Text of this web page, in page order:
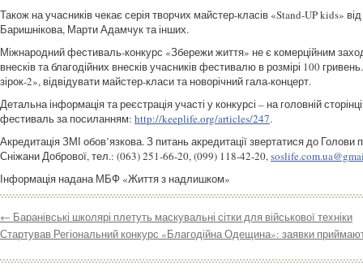
Також на учасників чекає серія творчих майстер-класів «Stand-UP kids»
Баришнікова, Марти Адамчук та інших.
Міжнародний фестиваль-конкурс «Збережи життя» не є комерційним
внесків та благодійних внесків учасників фестивалю в розмірі 100
зірок-2», відвідувати майстер-класи та новорічний гала-концерт.
Детальна інформація та реєстрація участі у конкурсі – на головній
фестиваль за посиланням: http://keeplife.org/articles/247.
Акредитація ЗМІ обов’язкова. З питань акредитації звертатися до
Сніжани Добрової, тел.: (063) 251-66-20, (099) 118-42-20,
Інформація надана МБФ «Життя з надлишком»
← Баранівські школярі плетуть маскувальні сітки для військової техніки
Стартував Регіональний конкурс «Благодійна Одещина»: заявки